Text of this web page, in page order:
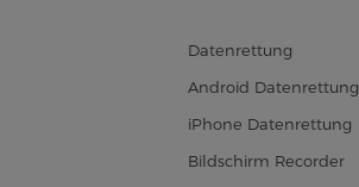
Datenrettung
Android Datenrettung
iPhone Datenrettung
Bildschirm Recorder